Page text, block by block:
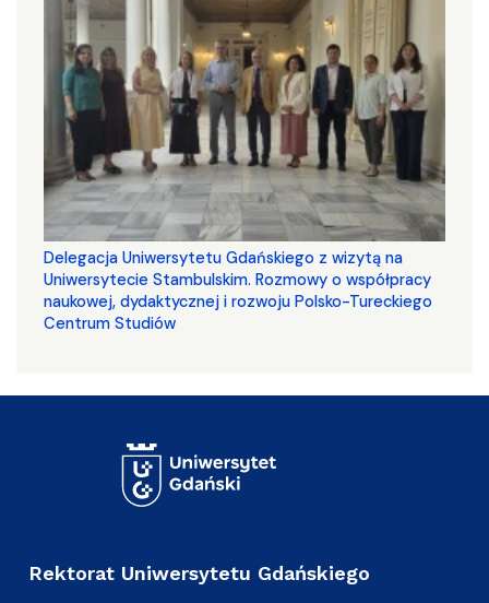
Delegacja Uniwersytetu Gdańskiego z wizytą na
Uniwersytecie Stambulskim. Rozmowy o współpracy
naukowej, dydaktycznej i rozwoju Polsko-Tureckiego
Centrum Studiów
Rektorat Uniwersytetu Gdańskiego